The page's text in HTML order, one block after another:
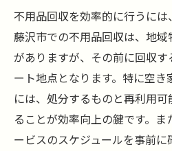
不用品回収を効率的に行うには
藤沢市での不用品回収は、地
がありますが、その前に回収
ート地点となります。特に空
には、処分するものと再利用
ることが効率向上の鍵です。
ービスのスケジュールを事前